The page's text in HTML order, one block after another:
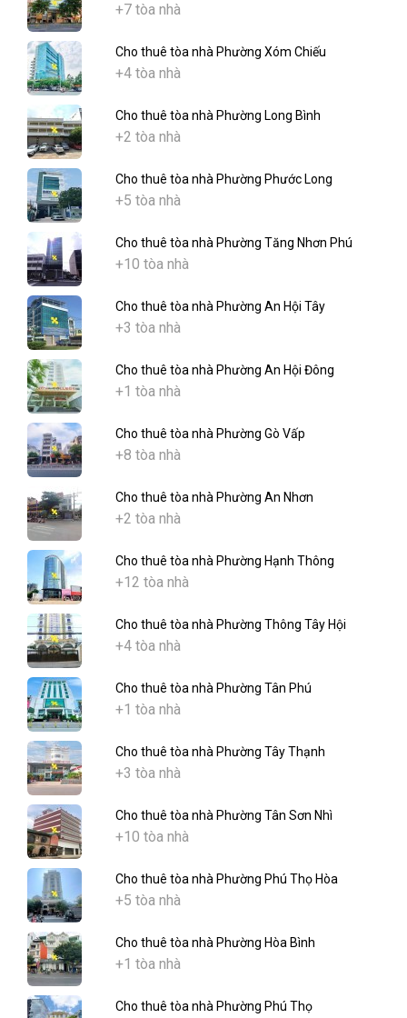
+7 tòa nhà
Cho thuê tòa nhà Phường Xóm Chiếu
+4 tòa nhà
Cho thuê tòa nhà Phường Long Bình
+2 tòa nhà
Cho thuê tòa nhà Phường Phước Long
+5 tòa nhà
Cho thuê tòa nhà Phường Tăng Nhơn Phú
+10 tòa nhà
Cho thuê tòa nhà Phường An Hội Tây
+3 tòa nhà
Cho thuê tòa nhà Phường An Hội Đông
+1 tòa nhà
Cho thuê tòa nhà Phường Gò Vấp
+8 tòa nhà
Cho thuê tòa nhà Phường An Nhơn
+2 tòa nhà
Cho thuê tòa nhà Phường Hạnh Thông
+12 tòa nhà
Cho thuê tòa nhà Phường Thông Tây Hội
+4 tòa nhà
Cho thuê tòa nhà Phường Tân Phú
+1 tòa nhà
Cho thuê tòa nhà Phường Tây Thạnh
+3 tòa nhà
Cho thuê tòa nhà Phường Tân Sơn Nhì
+10 tòa nhà
Cho thuê tòa nhà Phường Phú Thọ Hòa
+5 tòa nhà
Cho thuê tòa nhà Phường Hòa Bình
+1 tòa nhà
Cho thuê tòa nhà Phường Phú Thọ